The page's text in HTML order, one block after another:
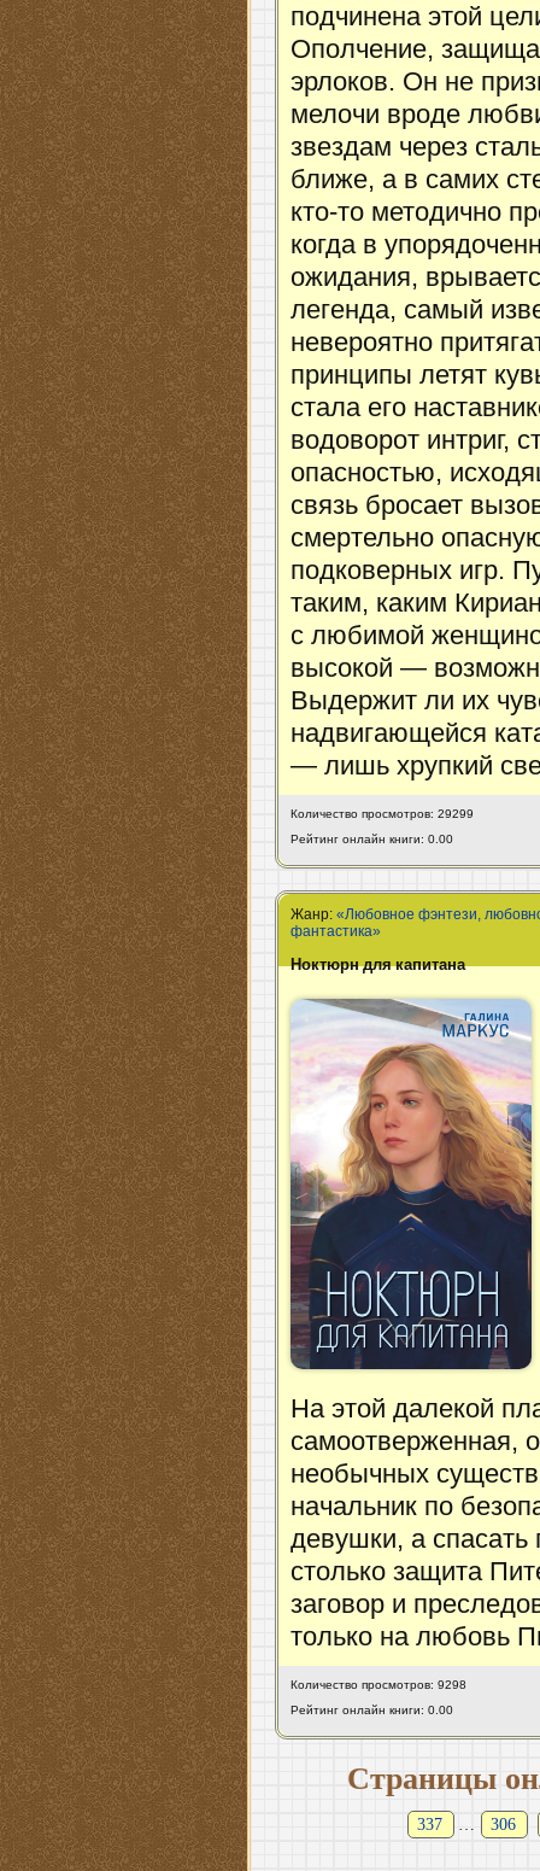
подчинена этой
Ополчение,
эрлоков. Он не
мелочи вроде
звездам через
ближе, а в самих
кто-то методично
когда в
ожидания,
легенда, самый
невероятно
принципы летят
стала его
водоворот интриг,
опасностью,
связь бросает
смертельно
подковерных игр.
таким, каким
с любимой
высокой —
Выдержит ли их
надвигающейся
— лишь хрупкий
Количество просмотров: 29299
Рейтинг онлайн книги: 0.00
Жанр:«Любовное фэнтези,
фантастика»
Ноктюрн для капитана
На этой далекой
самоотверженная,
необычных
начальник по
девушки, а
столько защита
заговор и
только на любовь
Количество просмотров: 9298
Рейтинг онлайн книги: 0.00
Страницы
337 … 306